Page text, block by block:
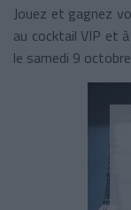
Jouez et gagnez
au cocktail VIP et
le samedi 9